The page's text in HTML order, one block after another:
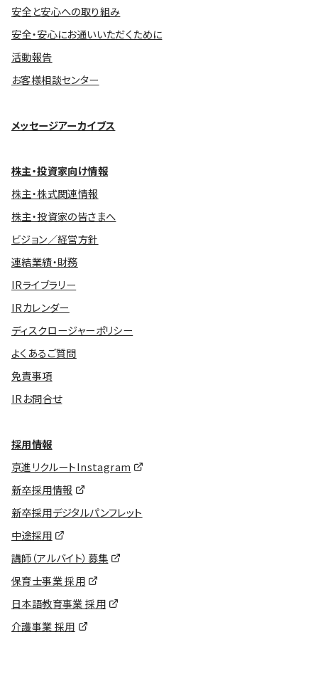
安全と安心への取り組み
安全・安心にお通いいただくために
活動報告
お客様相談センター
メッセージアーカイブス
株主・投資家向け情報
株主・株式関連情報
株主・投資家の皆さまへ
ビジョン／経営方針
連結業績・財務
IRライブラリー
IRカレンダー
ディスクロージャーポリシー
よくあるご質問
免責事項
IRお問合せ
採用情報
京進リクルートInstagram
新卒採用情報
新卒採用デジタルパンフレット
中途採用
講師（アルバイト）募集
保育士事業 採用
日本語教育事業 採用
介護事業 採用